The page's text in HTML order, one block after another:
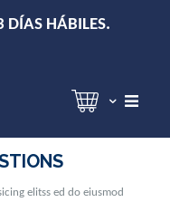
DÍAS HÁBILES.
elitss ed do eiusmod